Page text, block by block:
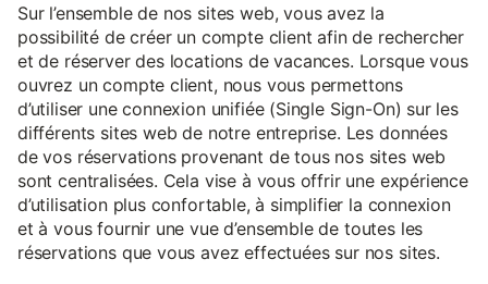
Sur l’ensemble de nos sites web, vous avez la
possibilité de créer un compte client afin de rechercher
et de réserver des locations de vacances. Lorsque vous
ouvrez un compte client, nous vous permettons
d’utiliser une connexion unifiée (Single Sign-On) sur les
différents sites web de notre entreprise. Les données
de vos réservations provenant de tous nos sites web
sont centralisées. Cela vise à vous offrir une expérience
d’utilisation plus confortable, à simplifier la connexion
et à vous fournir une vue d’ensemble de toutes les
réservations que vous avez effectuées sur nos sites.